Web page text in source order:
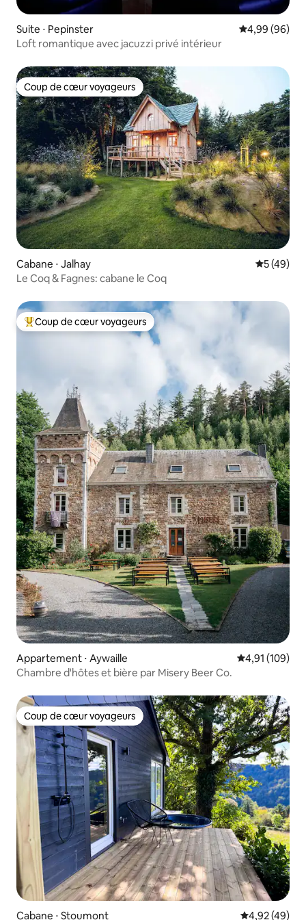
Suite ⋅ Pepinster Évaluation
4,99 (96)
Loft romantique avec jacuzzi privé intérieur
Coup de cœur voyageurs
Coup de cœur voyageurs
Cabane ⋅ Jalhay
5 (49)
Le Coq & Fagnes: cabane le Coq
Coups de cœur voyageurs les plus appréciés
Coup de cœur voyageurs
Appartement ⋅ Aywaille Évaluation
4,91 (109)
Chambre d'hôtes et bière par Misery Beer Co.
Coup de cœur voyageurs
Coup de cœur voyageurs
Cabane ⋅ Stoumont Évaluation
4,92 (49)